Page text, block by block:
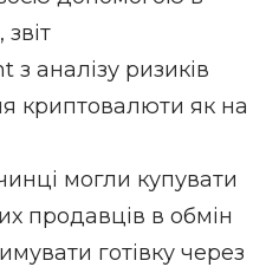
з аналізу ризиків
криптовалюти як на
могли купувати
продавців в обмін
готівку через